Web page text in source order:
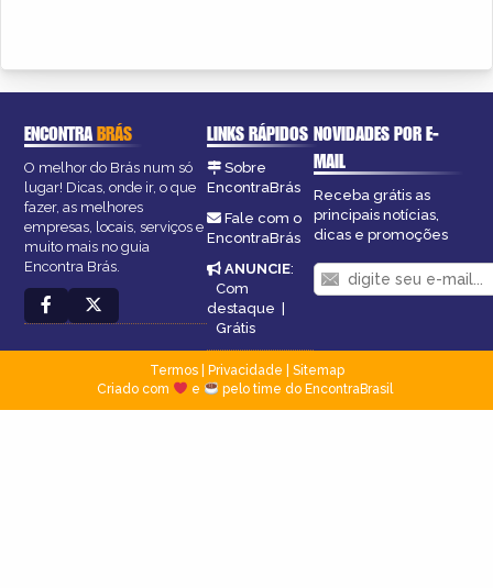
ENCONTRABRÁS
O melhor do Brás num só
lugar! Dicas, onde ir, o que
fazer, as melhores
empresas, locais, serviços e
muito mais no guia
Encontra Brás.
LINKS RÁPIDOS
Sobre
EncontraBrás
Fale com o
EncontraBrás
ANUNCIE:
Com
destaque |
Grátis
NOVIDADES POR E-
MAIL
Receba grátis as
principais notícias,
dicas e promoções
Termos| Privacidade
Sitemap
Criado com
e pelo time do EncontraBrasil